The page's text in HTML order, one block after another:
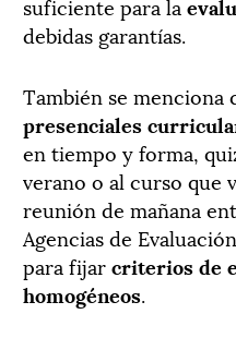
debidas garantías.
También se menciona
presenciales
en tiempo y forma,
verano o al curso que
reunión de mañana
Agencias de
para fijarcriterios de
homogéneos.